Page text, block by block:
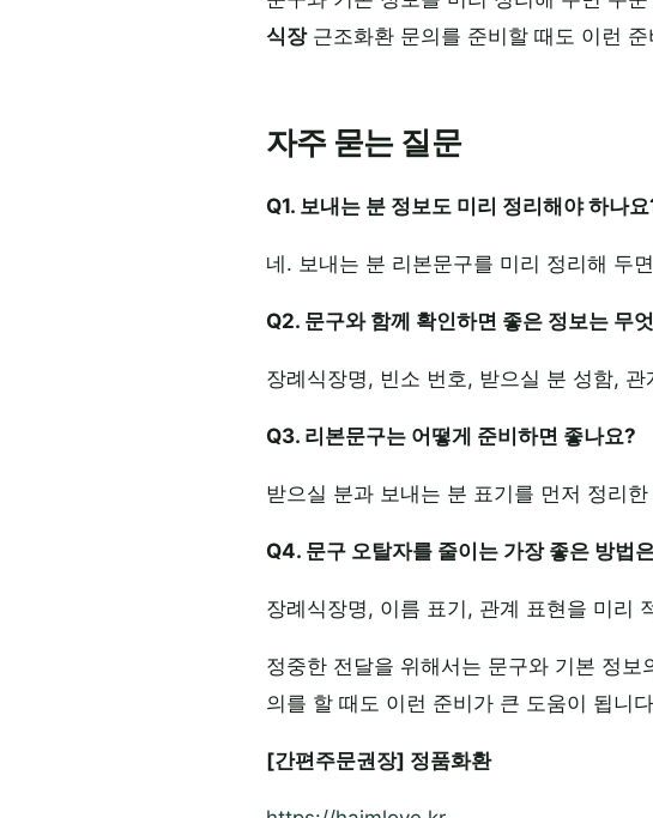
식장근조화환 문의를 준비할 때도 이런
자주 묻는 질문
Q1. 보내는 분 정보도 미리 정리해야 하나
네. 보내는 분 리본문구를 미리 정리해 두
Q2. 문구와 함께 확인하면 좋은 정보는 무
장례식장명, 빈소 번호, 받으실 분 성함,
Q3. 리본문구는 어떻게 준비하면 좋나요?
받으실 분과 보내는 분 표기를 먼저 정리
Q4. 문구 오탈자를 줄이는 가장 좋은 방법
장례식장명, 이름 표기, 관계 표현을 미리
정중한 전달을 위해서는 문구와 기본 정보
의를 할 때도 이런 준비가 큰 도움이 됩니
[간편주문권장] 정품화환